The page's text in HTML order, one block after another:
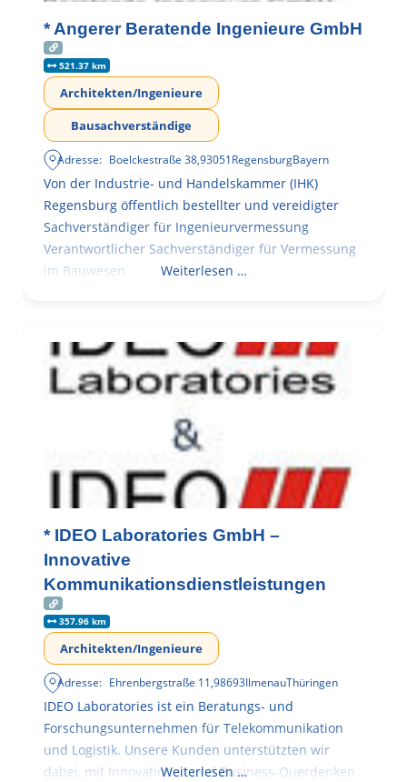
* Angerer Beratende Ingenieure GmbH
521.37 km
Architekten/Ingenieure
Bausachverständige
Adresse: Boelckestraße 38,93051RegensburgBayern
Von der Industrie- und Handelskammer (IHK)
Regensburg öffentlich bestellter und vereidigter
Sachverständiger für Ingenieurvermessung
Verantwortlicher Sachverständiger für Vermessung
im Bauwesen
Weiterlesen …
* IDEO Laboratories GmbH –
Innovative
Kommunikationsdienstleistungen
357.96 km
Architekten/Ingenieure
Adresse: Ehrenbergstraße 11,98693IlmenauThüringen
IDEO Laboratories ist ein Beratungs- und
Forschungsunternehmen für Telekommunikation
und Logistik. Unsere Kunden unterstützten wir
dabei, mit Innovationen und Business-Querdenken
Weiterlesen …